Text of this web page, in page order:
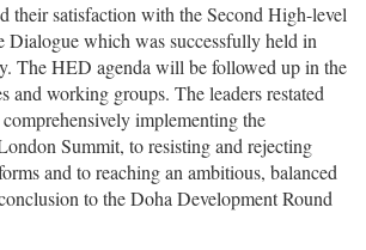
their satisfaction with the Second High-level
Dialogue which was successfully held in
The HED agenda will be followed up in the
and working groups. The leaders restated
implementing the
Summit, to resisting and rejecting
and to reaching an ambitious, balanced
to the Doha Development Round